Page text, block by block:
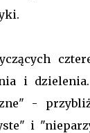
i
-
i